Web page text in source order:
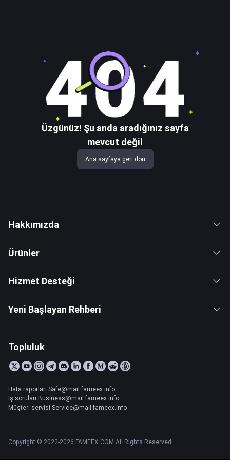
Üzgünüz! Şu anda aradığınız sayfa
mevcut değil
Ana sayfaya geri dön
Hakkımızda
Ürünler
Hizmet Desteği
Yeni Başlayan Rehberi
Topluluk
Hata raporları:Safe@mail.fameex.info
İş soruları:Business@mail.fameex.info
Müşteri servisi:Service@mail.fameex.info
Copyright © 2022-2026 FAMEEX.COM All Rights Reserved